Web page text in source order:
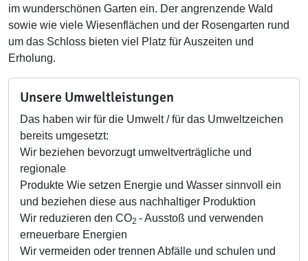
im wunderschönen Garten ein. Der angrenzende Wald
sowie wie viele Wiesenflächen und der Rosengarten rund
um das Schloss bieten viel Platz für Auszeiten und
Erholung.
Unsere Umweltleistungen
Das haben wir für die Umwelt / für das Umweltzeichen
bereits umgesetzt:
Wir beziehen bevorzugt umweltverträgliche und
regionale
Produkte Wie setzen Energie und Wasser sinnvoll ein
und beziehen diese aus nachhaltiger Produktion
Wir reduzieren den CO2 - Ausstoß und verwenden
erneuerbare Energien
Wir vermeiden oder trennen Abfälle und schulen und